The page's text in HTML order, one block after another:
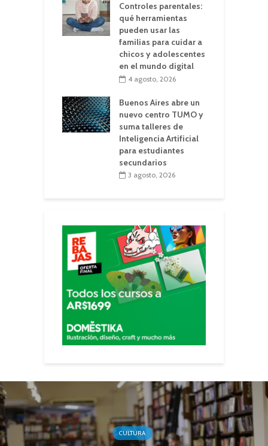
Controles parentales:
qué herramientas
pueden usar las
familias para cuidar a
chicos y adolescentes
en el mundo digital
4 agosto, 2026
Buenos Aires abre un
nuevo centro TUMO y
suma talleres de
Inteligencia Artificial
para estudiantes
secundarios
3 agosto, 2026
CULTURA